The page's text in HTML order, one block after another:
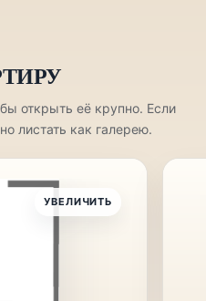
открыть её крупно. Если
листать как галерею.
УВЕЛИЧИТЬ